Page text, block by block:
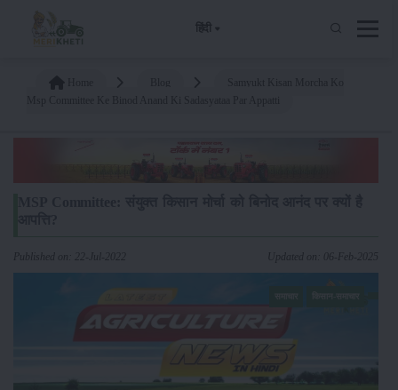
हिंदी
Published on: 22-Jul-2022 Updated on: 06-Feb-2025